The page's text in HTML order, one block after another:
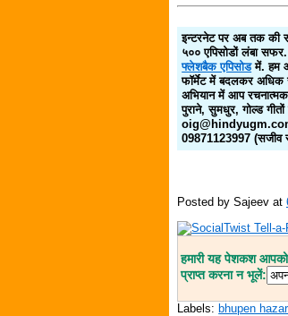
इन्टरनेट पर अब तक
५०० एपिसोडों लंबा
फ्लेशबैक एपिसोडमें. हम
फॉर्मेट में बदलकर अधिक
अभियान में आप
पुराने, सुमधुर, गोल्ड
09871123997 (सजीव
Posted bySajeev at
हमारी यह पेशकश
प्राप्त करना न भूलें:
Labels: bhupen